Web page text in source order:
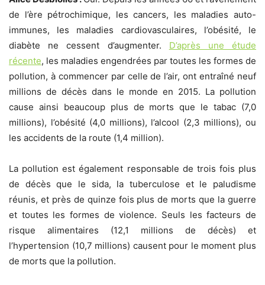
de l’ère pétrochimique, les cancers, les maladies auto-
immunes, les maladies cardiovasculaires, l’obésité, le
diabète ne cessent d’augmenter. D’après une étude
récente, les maladies engendrées par toutes les formes de
pollution, à commencer par celle de l’air, ont entraîné neuf
millions de décès dans le monde en 2015. La pollution
cause ainsi beaucoup plus de morts que le tabac (7,0
millions), l’obésité (4,0 millions), l’alcool (2,3 millions), ou
les accidents de la route (1,4 million).
La pollution est également responsable de trois fois plus
de décès que le sida, la tuberculose et le paludisme
réunis, et près de quinze fois plus de morts que la guerre
et toutes les formes de violence. Seuls les facteurs de
risque alimentaires (12,1 millions de décès) et
l’hypertension (10,7 millions) causent pour le moment plus
de morts que la pollution.